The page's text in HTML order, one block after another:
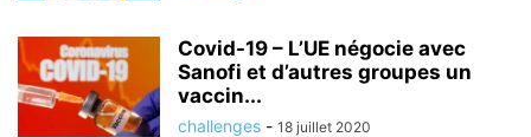
Covid-19 – L’UE négocie avec
Sanofi et d’autres groupes un
vaccin...
challenges - 18 juillet 2020